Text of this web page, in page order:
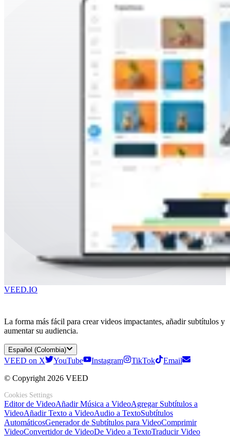
VEED.IO
La forma más fácil para crear videos impactantes, añadir subtítulos y
aumentar su audiencia.
Español (Colombia)
VEED on X YouTube Instagram TikTok
Email
© Copyright 2026 VEED
Cookies Settings
Editor de VideoAñadir Música a VideoAgregar Subtítulos a
VideoAñadir Texto a VideoAudio a TextoSubtítulos
AutomáticosGenerador de Subtítulos para VideoComprimir
VideoConvertidor de VideoDe Video a TextoTraducir Video